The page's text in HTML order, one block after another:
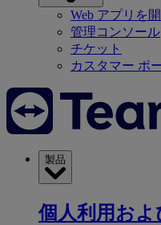
Web アプリを開
管理コンソール
チケット
カスタマー ポ
製品
個人利用およ